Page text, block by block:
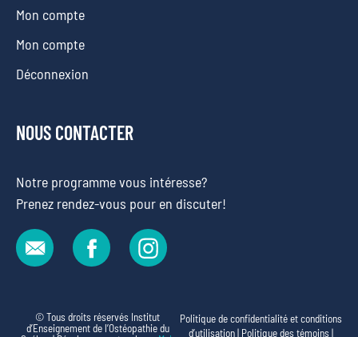
Mon compte
Mon compte
Déconnexion
NOUS CONTACTER
Notre programme vous intéresse?
Prenez rendez-vous pour en discuter!
© Tous droits réservés Institut
d’Enseignement de l’Ostéopathie du
Politique de confidentialité et conditions
d’utilisation| Politique des témoins |